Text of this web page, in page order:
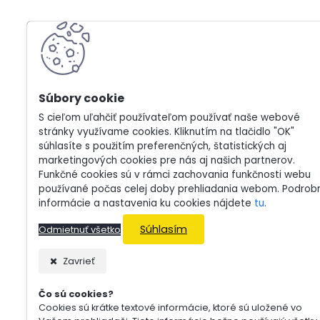
S cieľom uľahčiť používateľom používať naše webové
stránky využívame cookies. Kliknutím na tlačidlo "OK"
súhlasíte s použitím preferenčných, štatistických aj
marketingových cookies pre nás aj našich partnerov.
Funkčné cookies sú v rámci zachovania funkčnosti webu
používané počas celej doby prehliadania webom.
informácie a nastavenia ku cookies nájdete tu.
Odmietnuť všetko Súhlasím
Zavrieť
Čo sú cookies?
Cookies sú krátke textové informácie, ktoré sú uložené vo